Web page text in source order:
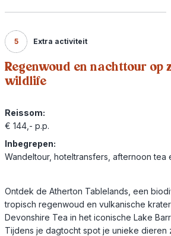
5 Extra activiteit
Regenwoud en nachttour op
wildlife
Reissom:
€ 144,- p.p.
Inbegrepen:
Wandeltour, hoteltransfers, afternoon tea
Ontdek de Atherton Tablelands, een
tropisch regenwoud en vulkanische
Devonshire Tea in het iconische Lake
Tijdens je dagtocht spot je unieke dieren